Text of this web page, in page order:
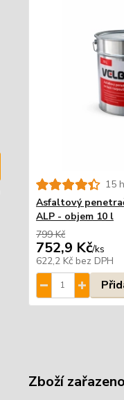
15
Asfaltový
ALP - objem 10 l
799 Kč
752,9 Kč/ks
622,2 Kč bez DPH
Zboží